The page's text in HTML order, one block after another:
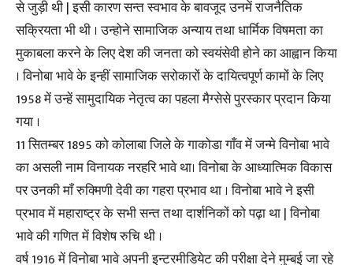
से जुड़ी थी | इसी कारण सन्त स्वभाव के बावजूद उनमें राजनैतिक
सक्रियता भी थी । उन्होने सामाजिक अन्याय तथा धार्मिक विषमता का
मुकाबला करने के लिए देश की जनता को स्वयंसेवी होने का आह्वान किया
। विनोबा भावे के इन्हीं सामाजिक सरोकारों के दायित्वपूर्ण कामों के लिए
1958 में उन्हें सामुदायिक नेतृत्व का पहला मैग्सेसे पुरस्कार प्रदान किया
गया ।
11 सितम्बर 1895 को कोलाबा जिले के गाकोडा गाँव में जन्मे विनोबा भावे
का असली नाम विनायक नरहरि भावे था। विनोबा के आध्यात्मिक विकास
पर उनकी माँ रुक्मिणी देवी का गहरा प्रभाव था । विनोबा भावे ने इसी
प्रभाव में महाराष्ट्र के सभी सन्त तथा दार्शनिकों को पढ़ा था | विनोबा
भावे की गणित में विशेष रुचि थी ।
वर्ष 1916 में विनोबा भावे अपनी इन्टरमीडियेट की परीक्षा देने मुम्बई जा रहे